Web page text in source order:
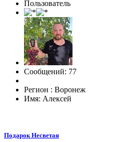
Пользователь
Сообщений: 77
Регион : Воронеж
Имя: Алексей
Подарок Несветая